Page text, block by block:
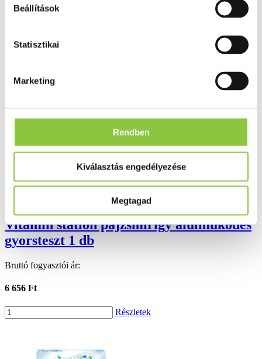
Beállítások
Statisztikai
Marketing
Rendben
Kiválasztás engedélyezése
Megtagad
Minőségellenőrzött termékek
Folyamatos akciók
Ezek is érdekelhetik Önt
Vitamin station pajzsmirigy alulműködés
gyorsteszt 1 db
Bruttó fogyasztói ár:
6 656 Ft
Részletek